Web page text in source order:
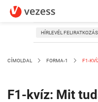
HÍRLEVÉL FELIRATKOZÁS
CÍMOLDAL FORMA-1 F1-
F1-kvíz: Mit